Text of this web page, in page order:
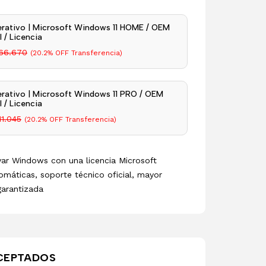
| Microsoft Windows 11 HOME / OEM
/ Licencia
(20.2% OFF Transferencia)
| Microsoft Windows 11 PRO / OEM
/ Licencia
(20.2% OFF Transferencia)
Windows con una licencia Microsoft
soporte técnico oficial, mayor